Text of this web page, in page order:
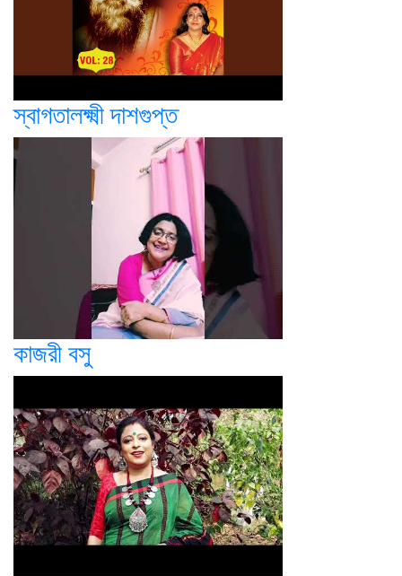
স্বাগতালক্ষ্মী দাশগুপ্ত
কাজরী বসু